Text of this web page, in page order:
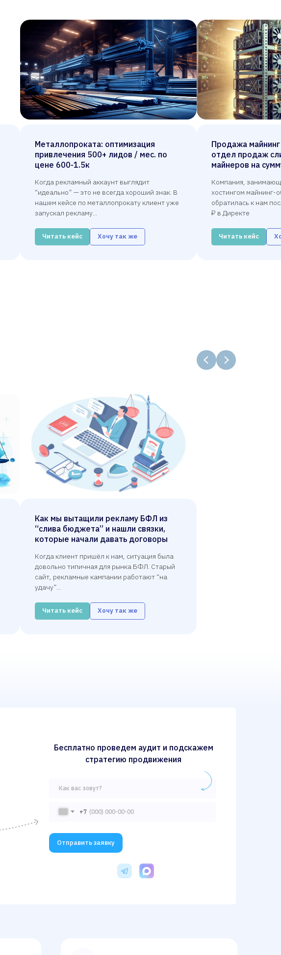
Металлопроката: оптимизация
привлечения 500+ лидов / мес. по
цене 600-1.5к
Когда рекламный аккаунт выглядит
“идеально” — это не всегда хороший знак. В
нашем кейсе по металлопрокату клиент уже
запускал рекламу...
Читать кейс Хочу так же
Продажа
отдел продаж
майнеров на
Компания,
хостингом майнинг-
обратилась к нам
₽ в Директе
Читать кейс
Как мы вытащили рекламу БФЛ из
“слива бюджета” и нашли связки,
которые начали давать договоры
Когда клиент пришёл к нам, ситуация была
довольно типичная для рынка БФЛ. Старый
сайт, рекламные кампании работают “на
удачу”...
Читать кейс Хочу так же
+7
Отправить заявку
Бесплатно проведем аудит и подскажем
стратегию продвижения